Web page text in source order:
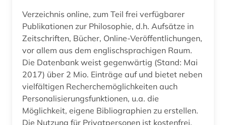
Verzeichnis online, zum Teil frei verfügbarer
Publikationen zur Philosophie, d.h. Aufsätze in
Zeitschriften, Bücher, Online-Veröffentlichungen,
vor allem aus dem englischsprachigen Raum.
Die Datenbank weist gegenwärtig (Stand: Mai
2017) über 2 Mio. Einträge auf und bietet neben
vielfältigen Recherchemöglichkeiten auch
Personalisierungsfunktionen, u.a. die
Möglichkeit, eigene Bibliographien zu erstellen.
Die Nutzung für Privatpersonen ist kostenfrei,